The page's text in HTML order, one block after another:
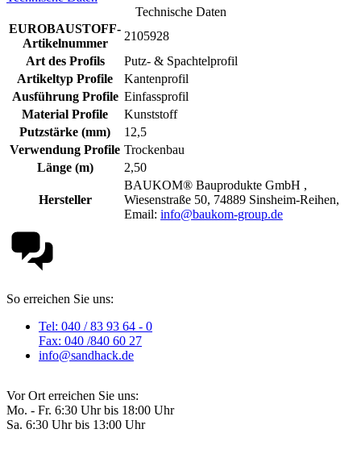
Technische Daten
EUROBAUSTOFF-
Artikelnummer
2105928
Art des Profils
Putz- & Spachtelprofil
Artikeltyp Profile
Kantenprofil
Ausführung Profile Einfassprofil
Material Profile
Kunststoff
Putzstärke (mm)
12,5
Verwendung Profile Trockenbau
Länge (m)
2,50
Hersteller
BAUKOM® Bauprodukte GmbH ,
Wiesenstraße 50, 74889 Sinsheim-Reihen,
Email: info@baukom-group.de
So erreichen Sie uns:
Tel: 040 / 83 93 64 - 0
Fax: 040 /840 60 27
info@sandhack.de
Vor Ort erreichen Sie uns:
Mo. - Fr. 6:30 Uhr bis 18:00 Uhr
Sa. 6:30 Uhr bis 13:00 Uhr